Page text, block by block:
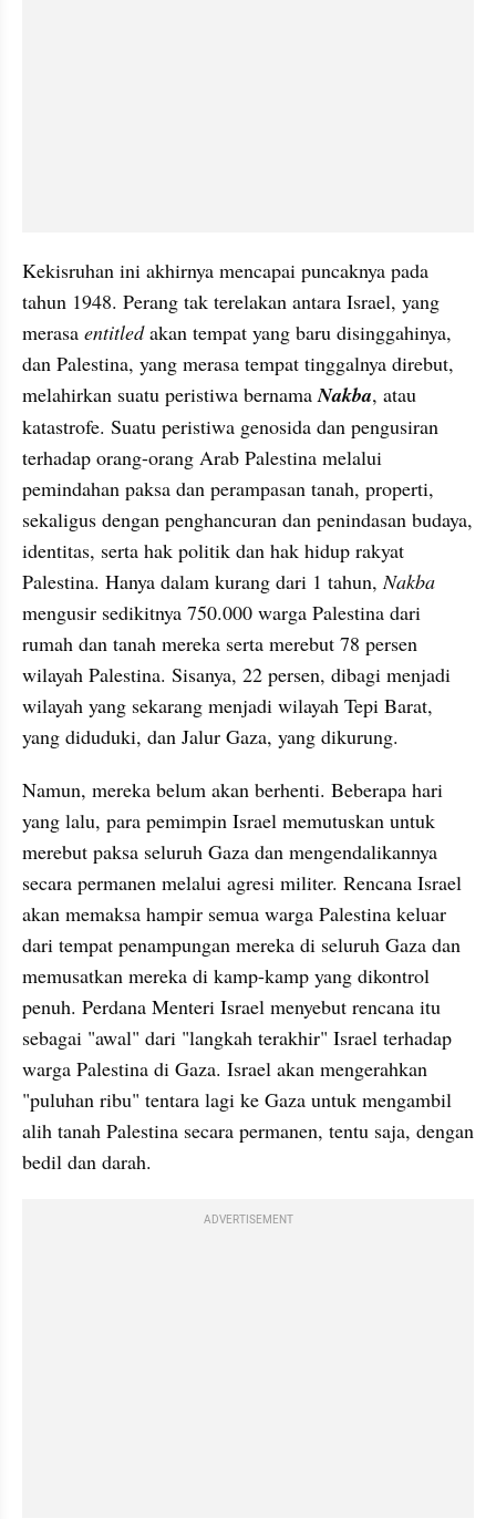
Kekisruhan ini akhirnya mencapai puncaknya pada
tahun 1948. Perang tak terelakan antara Israel, yang
merasa entitled akan tempat yang baru disinggahinya,
dan Palestina, yang merasa tempat tinggalnya direbut,
melahirkan suatu peristiwa bernama Nakba, atau
katastrofe. Suatu peristiwa genosida dan pengusiran
terhadap orang-orang Arab Palestina melalui
pemindahan paksa dan perampasan tanah, properti,
sekaligus dengan penghancuran dan penindasan budaya,
identitas, serta hak politik dan hak hidup rakyat
Palestina. Hanya dalam kurang dari 1 tahun,
mengusir sedikitnya 750.000 warga Palestina dari
rumah dan tanah mereka serta merebut 78 persen
wilayah Palestina. Sisanya, 22 persen, dibagi menjadi
wilayah yang sekarang menjadi wilayah Tepi Barat,
yang diduduki, dan Jalur Gaza, yang dikurung.
Namun, mereka belum akan berhenti. Beberapa hari
yang lalu, para pemimpin Israel memutuskan untuk
merebut paksa seluruh Gaza dan mengendalikannya
secara permanen melalui agresi militer. Rencana Israel
akan memaksa hampir semua warga Palestina keluar
dari tempat penampungan mereka di seluruh Gaza dan
memusatkan mereka di kamp-kamp yang dikontrol
penuh. Perdana Menteri Israel menyebut rencana itu
sebagai "awal" dari "langkah terakhir" Israel terhadap
warga Palestina di Gaza. Israel akan mengerahkan
"puluhan ribu" tentara lagi ke Gaza untuk mengambil
alih tanah Palestina secara permanen, tentu saja, dengan
bedil dan darah.
ADVERTISEMENT